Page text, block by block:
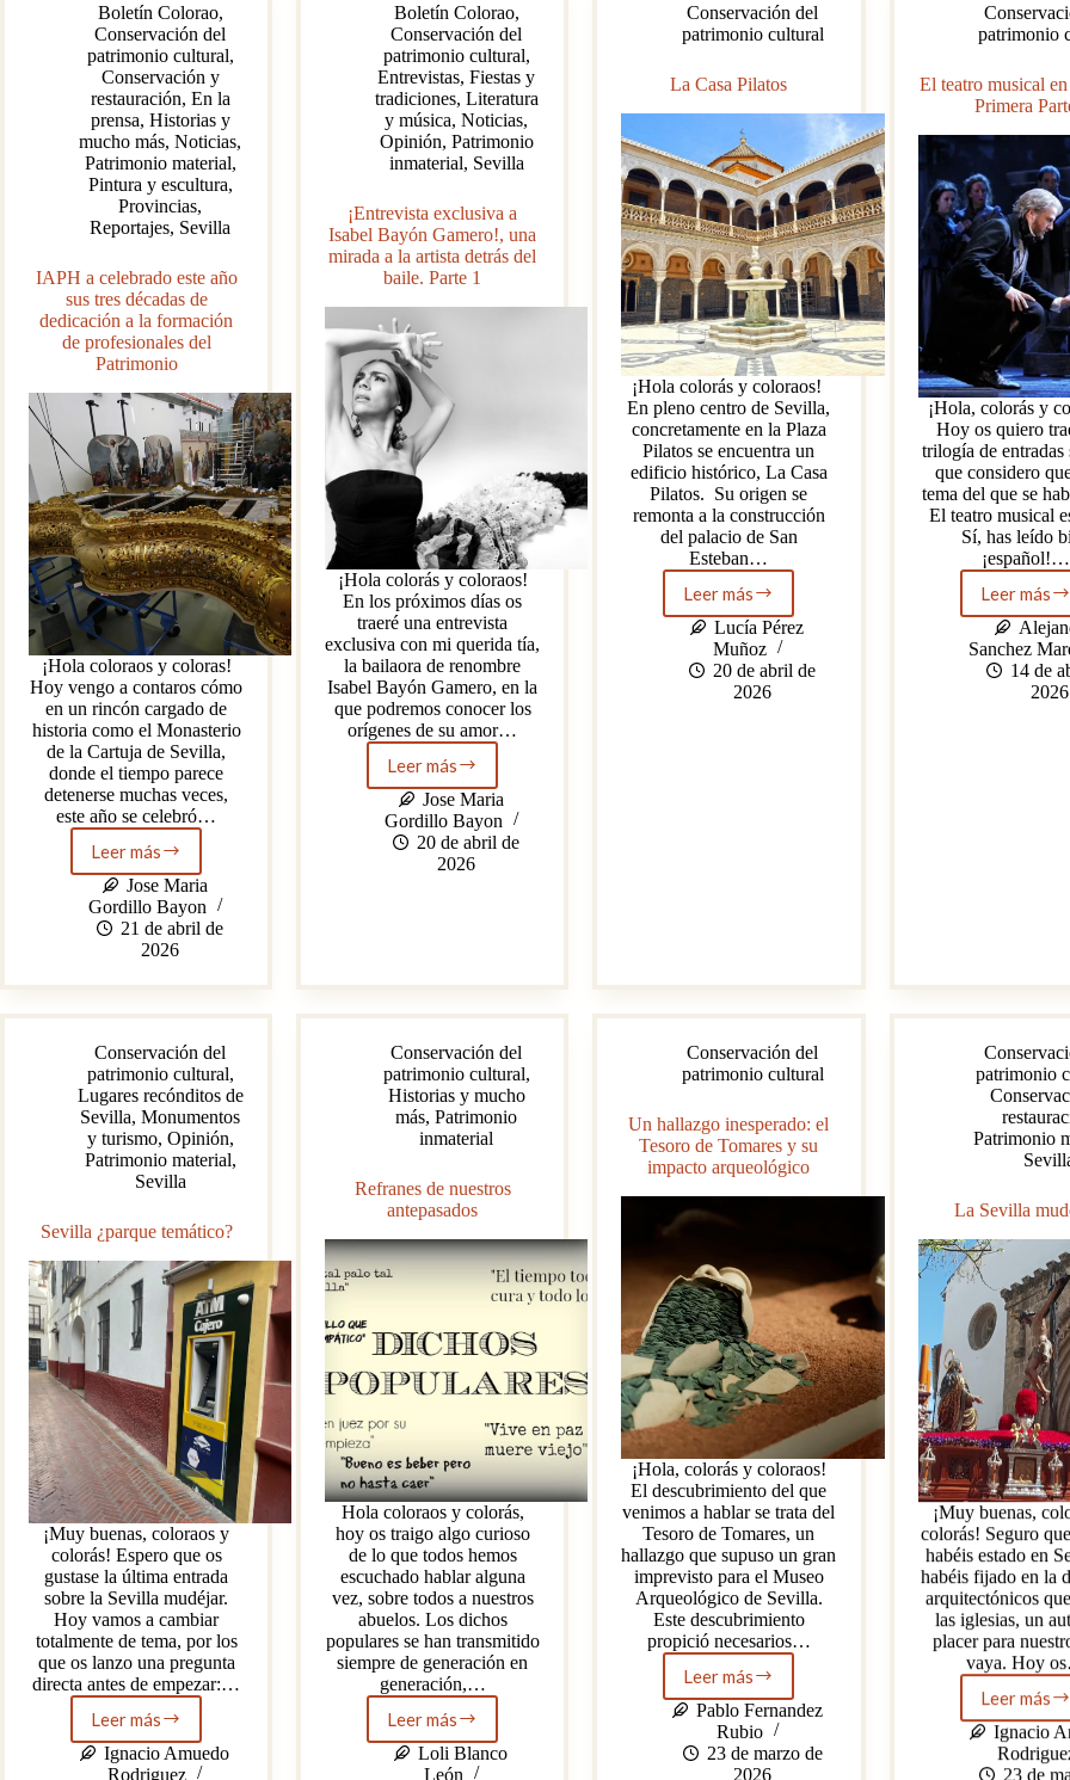
de
Cádiz
foco
en
tutela
conservación
de
los
bienes
andaluces
Boletín Colorao,
Conservación del
patrimonio cultural,
Conservación y
restauración, En la
prensa, Historias y
mucho más,Noticias,
Patrimonio material,
Pintura y escultura,
Provincias,
Reportajes, Sevilla
IAPH a celebrado este año
sus tres décadas de
dedicación a la formación
de profesionales del
Patrimonio
¡Hola coloraos y coloras!
Hoy vengo a contaros cómo
en un rincón cargado de
historia como el Monasterio
de la Cartuja de Sevilla,
donde el tiempo parece
detenerse muchas veces,
este año se celebró…
Leer más
IAPH
a
celebrado
este
año
tres
décadas
dedicación
a
la
formación
de
profesionales
del
Jose Maria
Gordillo Bayon
21 de abril de
2026
Boletín Colorao,
Conservación del
patrimonio cultural,
Entrevistas,Fiestas y
tradiciones, Literatura
y música,Noticias,
Opinión, Patrimonio
inmaterial, Sevilla
¡Entrevista exclusiva a
Isabel Bayón Gamero!, una
mirada a la artista detrás del
baile. Parte 1
¡Hola colorás y coloraos!
En los próximos días os
traeré una entrevista
exclusiva con mi querida tía,
la bailaora de renombre
Isabel Bayón Gamero, en la
que podremos conocer los
orígenes de su amor…
Leer más¡Entrevista
exclusiva
a
Isabel
Bayón
artista
detrás
baile.
Parte
1
Jose Maria
Gordillo Bayon
20 de abril de
2026
Conservación del
patrimonio cultural
La Casa Pilatos
¡Hola colorás y coloraos!
En pleno centro de Sevilla,
concretamente en la Plaza
Pilatos se encuentra un
edificio histórico, La Casa
Pilatos. Su origen se
remonta a la construcción
del palacio de San
Esteban…
Leer más
La
Casa
Pilatos
Lucía Pérez
Muñoz
20 de abril de
2026
patrimonio
El teatro musical en
Primera
¡Hola, colorás y
Hoy os quiero
trilogía de entradas
que considero
tema del que se
El teatro musical
Sí, has leído
¡español!…
Leer más
El
en
Sanchez
14 de
2026
Conservación del
patrimonio cultural,
Lugares recónditos de
Sevilla,Monumentos
y turismo, Opinión,
Patrimonio material,
Sevilla
Sevilla ¿parque temático?
¡Muy buenas, coloraos y
colorás! Espero que os
gustase la última entrada
sobre la Sevilla mudéjar.
Hoy vamos a cambiar
totalmente de tema, por los
que os lanzo una pregunta
directa antes de empezar:…
Leer más
Sevilla
¿parque
temático?
Ignacio Amuedo
Rodriguez
Conservación del
patrimonio cultural,
Historias y mucho
más,Patrimonio
inmaterial
Refranes de nuestros
antepasados
Hola coloraos y colorás,
hoy os traigo algo curioso
de lo que todos hemos
escuchado hablar alguna
vez, sobre todos a nuestros
abuelos. Los dichos
populares se han transmitido
siempre de generación en
generación,…
Leer másRefranes
de
nuestros
Loli Blanco
León
Conservación del
patrimonio cultural
Un hallazgo inesperado: el
Tesoro de Tomares y su
impacto arqueológico
¡Hola, colorás y coloraos!
El descubrimiento del que
venimos a hablar se trata del
Tesoro de Tomares, un
hallazgo que supuso un gran
imprevisto para el Museo
Arqueológico de Sevilla.
Este descubrimiento
propició necesarios…
Leer más
Un
hallazgo
inesperado:
el
Tesoro
Pablo Fernandez
Rubio
23 de marzo de
2026
patrimonio
Patrimonio
La Sevilla
¡Muy buenas,
colorás! Seguro
habéis estado en
habéis fijado en la
arquitectónicos
las iglesias, un
placer para
vaya. Hoy
Leer más
La
Ignacio
23 de